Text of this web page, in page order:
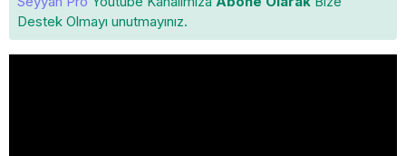
Destek Olmayı unutmayınız.